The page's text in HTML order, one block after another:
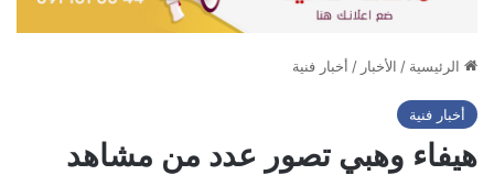
الرئيسية / الأخبار / أخبار فنية
أخبار فنية
هيفاء وهبي تصور عدد من مشاهد